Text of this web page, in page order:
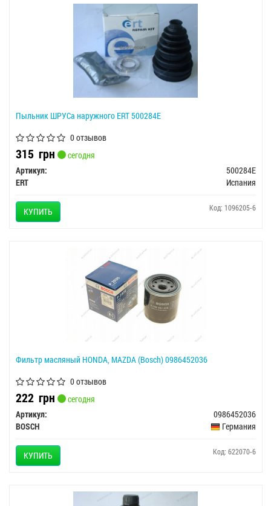
Пыльник ШРУСа наружного ERT 500284E
0 отзывов
315 грн
сегодня
Артикул:
500284E
ERT
Испания
КУПИТЬ Код: 1096205-6
Фильтр масляный HONDA, MAZDA (Bosch) 0986452036
0 отзывов
222 грн
сегодня
Артикул:
0986452036
BOSCH
Германия
КУПИТЬ Код: 622070-6